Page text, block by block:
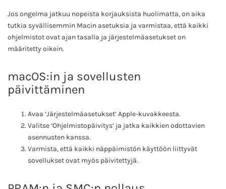
Jos ongelma jatkuu nopeista korjauksista huolimatta, on aika
tutkia syvällisemmin Macin asetuksia ja varmistaa, että kaikki
ohjelmistot ovat ajan tasalla ja järjestelmäasetukset on
määritetty oikein.
macOS:in ja sovellusten
päivittäminen
Avaa ’Järjestelmäasetukset’ Apple-kuvakkeesta.
Valitse ’Ohjelmistopäivitys’ ja jatka kaikkien odottavien
asennusten kanssa.
Varmista, että kaikki näppäimistön käyttöön liittyvät
sovellukset ovat myös päivitettyjä.